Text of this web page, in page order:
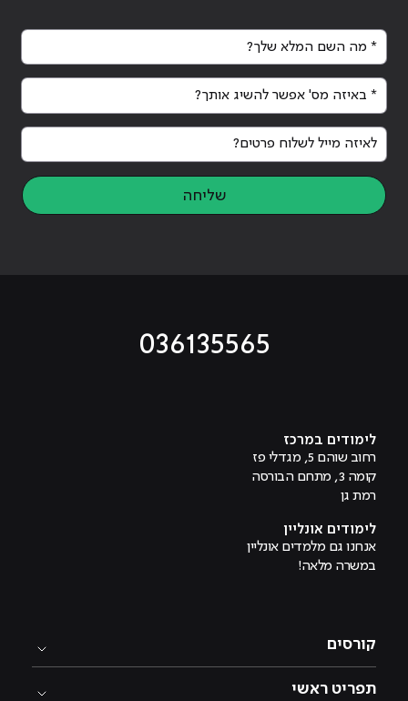
* מה השם המלא שלך?
* באיזה מס' אפשר להשיג אותך?
לאיזה מייל לשלוח פרטים?
שליחה
036135565
לימודים במרכז
רחוב שוהם 5, מגדלי פז
קומה 3, מתחם הבורסה
רמת גן
לימודים אונליין
אנחנו גם מלמדים אונליין
במשרה מלאה!
קורסים
תפריט ראשי